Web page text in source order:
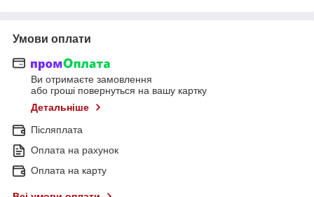
Умови оплати
Ви отримаєте замовлення
або гроші повернуться на вашу картку
Детальніше
Післяплата
Оплата на рахунок
Оплата на карту